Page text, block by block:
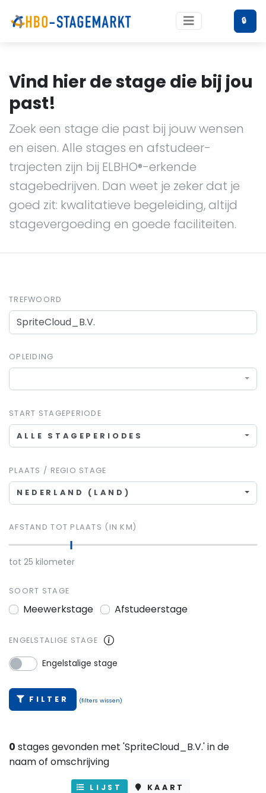
🔒
Vind hier de stage die bij jou
past!
Zoek een stage die past bij jouw wensen
en eisen. Alle stages en afstudeer-
trajecten zijn bij ELBHO®-erkende
stagebedrijven. Dan weet je zeker dat je
goed zit: kwalitatieve begeleiding, altijd
stagevergoeding en goede faciliteiten.
TREFWOORD
OPLEIDING
START STAGEPERIODE
ALLE STAGEPERIODES
PLAATS / REGIO STAGE
NEDERLAND (LAND)
AFSTAND TOT PLAATS (IN KM)
tot 25 kilometer
SOORT STAGE
Meewerkstage Afstudeerstage
ENGELSTALIGE STAGE
Engelstalige stage
FILTER (filters wissen)
0 stages gevonden met 'SpriteCloud_B.V.' in de
naam of omschrijving
LIJST KAART